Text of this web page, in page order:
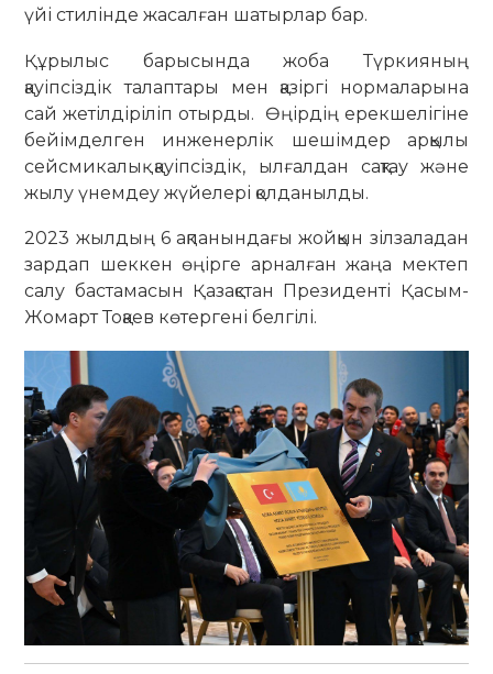
үйі стилінде жасалған шатырлар бар.
Құрылыс барысында жоба Түркияның
қауіпсіздік талаптары мен қазіргі нормаларына
сай жетілдіріліп отырды. Өңірдің ерекшелігіне
бейімделген инженерлік шешімдер арқылы
сейсмикалық қауіпсіздік, ылғалдан сақтау және
жылу үнемдеу жүйелері қолданылды.
2023 жылдың 6 ақпанындағы жойқын зілзаладан
зардап шеккен өңірге арналған жаңа мектеп
салу бастамасын Қазақстан Президенті Қасым-
Жомарт Тоқаев көтергені белгілі.